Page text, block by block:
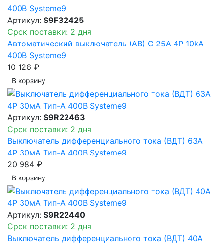
Артикул: S9F32425
Срок поставки: 2 дня
Автоматический выключатель (АВ) C 25A 4P 10kA
400В Systeme9
10 126 ₽
В корзинy
Артикул: S9R22463
Срок поставки: 2 дня
Выключатель дифференциального тока (ВДТ) 63A
4P 30мА Тип-A 400В Systeme9
20 984 ₽
В корзинy
Артикул: S9R22440
Срок поставки: 2 дня
Выключатель дифференциального тока (ВДТ) 40A